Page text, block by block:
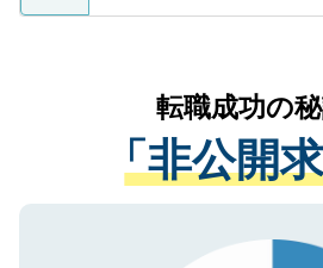
ているすべての個人デー
は、個人情報の取り扱い
管理基準を満たした事業
る、プライバシーマーク
で、機密保持に関しても
かがいして、現在の医療
経験をまじえながら、適
させていただきます。す
ない方には、長期的なサ
ので、まずはご登録くだ
転職成功の
「非公開